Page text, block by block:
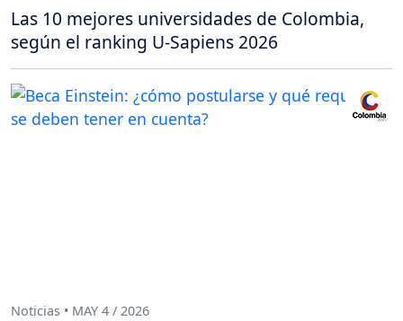
Las 10 mejores universidades de Colombia,
según el ranking U-Sapiens 2026
Noticias • MAY 4 / 2026